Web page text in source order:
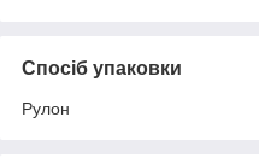
Спосіб упаковки
Рулон